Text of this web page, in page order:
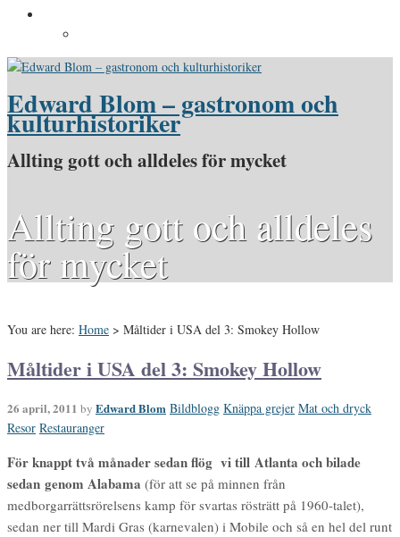
Edward Blom – gastronom och
kulturhistoriker
Allting gott och alldeles för mycket
Allting gott och alldeles
för mycket
You are here: Home > Måltider i USA del 3: Smokey Hollow
Måltider i USA del 3: Smokey Hollow
26 april, 2011 by Edward Blom Bildblogg Knäppa grejer Mat och dryck
Resor Restauranger
För knappt två månader sedan flög vi till Atlanta och bilade
sedan genom Alabama (för att se på minnen från
medborgarrättsrörelsens kamp för svartas rösträtt på 1960-talet),
sedan ner till Mardi Gras (karnevalen) i Mobile och så en hel del runt